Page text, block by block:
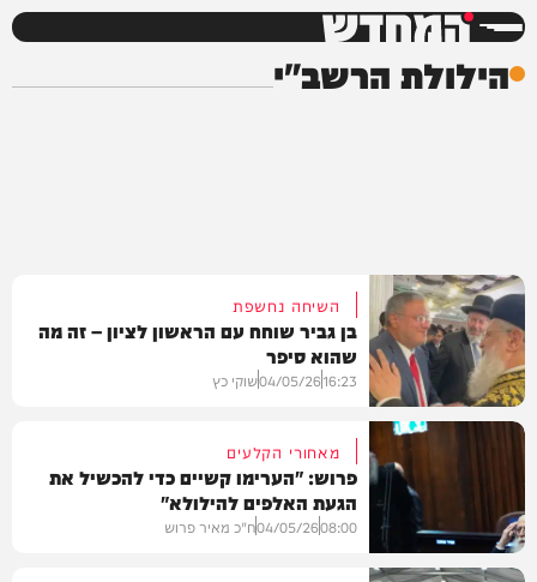
המחדש
הילולת הרשב"י
השיחה נחשפת
בן גביר שוחח עם הראשון לציון – זה מה
שהוא סיפר
16:23
04/05/26שוקי כץ
מאחורי הקלעים
פרוש: "הערימו קשיים כדי להכשיל את
הגעת האלפים להילולא"
08:00
04/05/26ח"כ מאיר פרוש